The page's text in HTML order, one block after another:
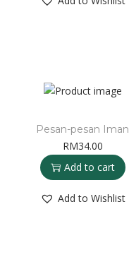
Pesan-pesan Iman
RM34.00
Add to cart
Add to Wishlist